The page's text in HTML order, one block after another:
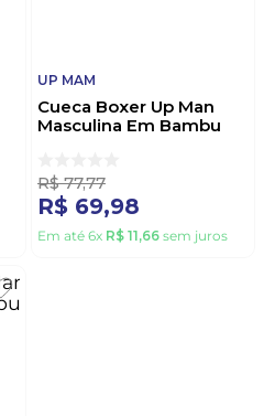
UP MAM
Cueca Boxer Up Man
Masculina Em Bambu
R$ 77,77
R$ 69,98
Em até 6x R$ 11,66 sem juros